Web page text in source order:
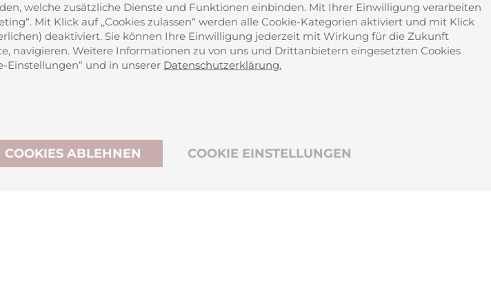
BIO-ZERTIFIZIERT
welche zusätzliche Dienste und Funktionen einbinden. Mit Ihrer Einwilligung verarbeiten
Mit Klick auf ,,Cookies zulassen“ werden alle Cookie-Kategorien aktiviert und mit Klick
deaktiviert. Sie können Ihre Einwilligung jederzeit mit Wirkung für die Zukunft
navigieren. Weitere Informationen zu von uns und Drittanbietern eingesetzten Cookies
Einstellungen“ und in unserer Datenschutzerklärung.
COOKIE EINSTELLUNGEN
COOKIES ABLEHNEN